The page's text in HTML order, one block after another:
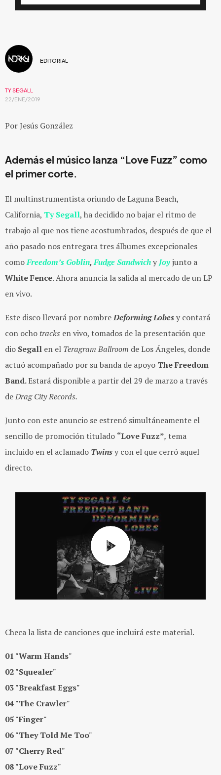
EDITORIAL
TY SEGALL
22/ENE/2019
Por Jesús González
Además el músico lanza “Love Fuzz” como
el primer corte.
El multinstrumentista oriundo de Laguna Beach,
California, Ty Segall, ha decidido no bajar el ritmo de
trabajo al que nos tiene acostumbrados, después de que el
año pasado nos entregara tres álbumes excepcionales
comoFreedom’s Goblin,Fudge Sandwichy Joyjunto a
White Fence. Ahora anuncia la salida al mercado de un LP
en vivo.
Este disco llevará por nombreDeforming Lobesy contará
con ocho tracks en vivo, tomados de la presentación que
dio Segall en el Teragram Ballroom de Los Ángeles, donde
actuó acompañado por su banda de apoyo The Freedom
Band.Estará disponible a partir del 29 de marzo a través
deDrag City Records.
Junto con este anuncio se estrenó simultáneamente el
sencillo de promoción titulado “Love Fuzz”, tema
incluido en el aclamado Twinsy con el que cerró aquel
directo.
Checa la lista de canciones que incluirá este material.
01 "Warm Hands"
02 "Squealer"
03 "Breakfast Eggs"
04 "The Crawler"
05 "Finger"
06 "They Told Me Too"
07 "Cherry Red"
08 "Love Fuzz"